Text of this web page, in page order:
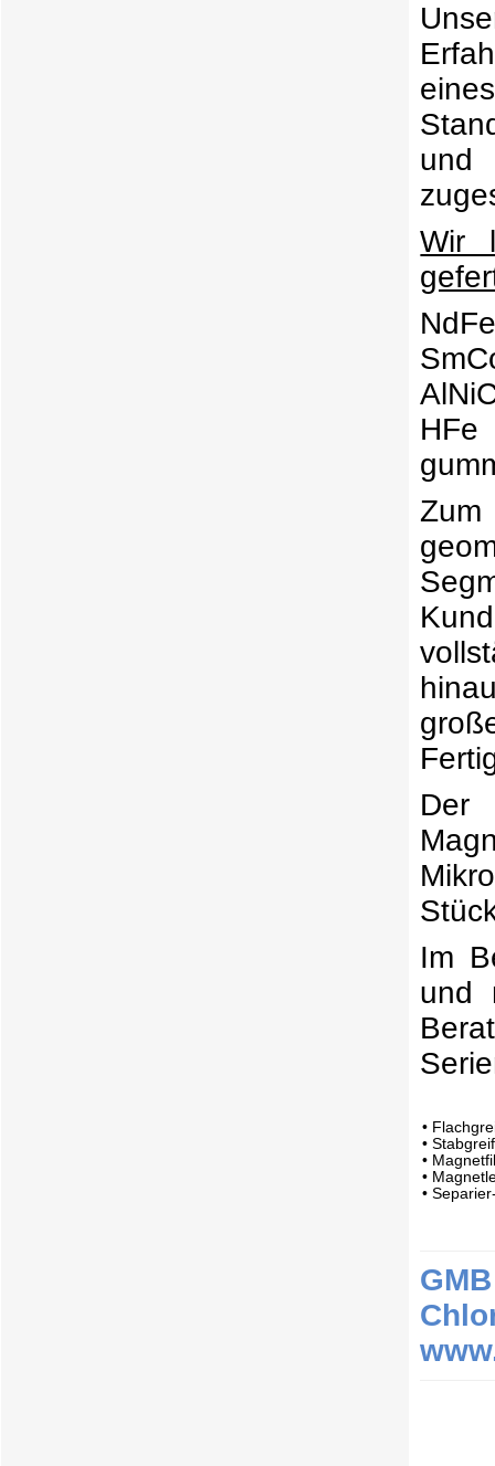
und
Wir
Zum
Der
Im
und
•
•
•
•
•